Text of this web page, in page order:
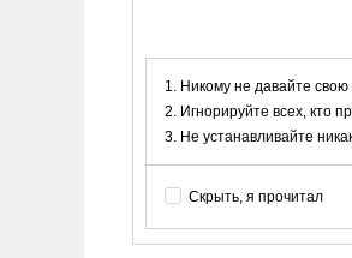
Никому не давайте
Игнорируйте всех, кто
Не устанавливайте
Скрыть, я прочитал